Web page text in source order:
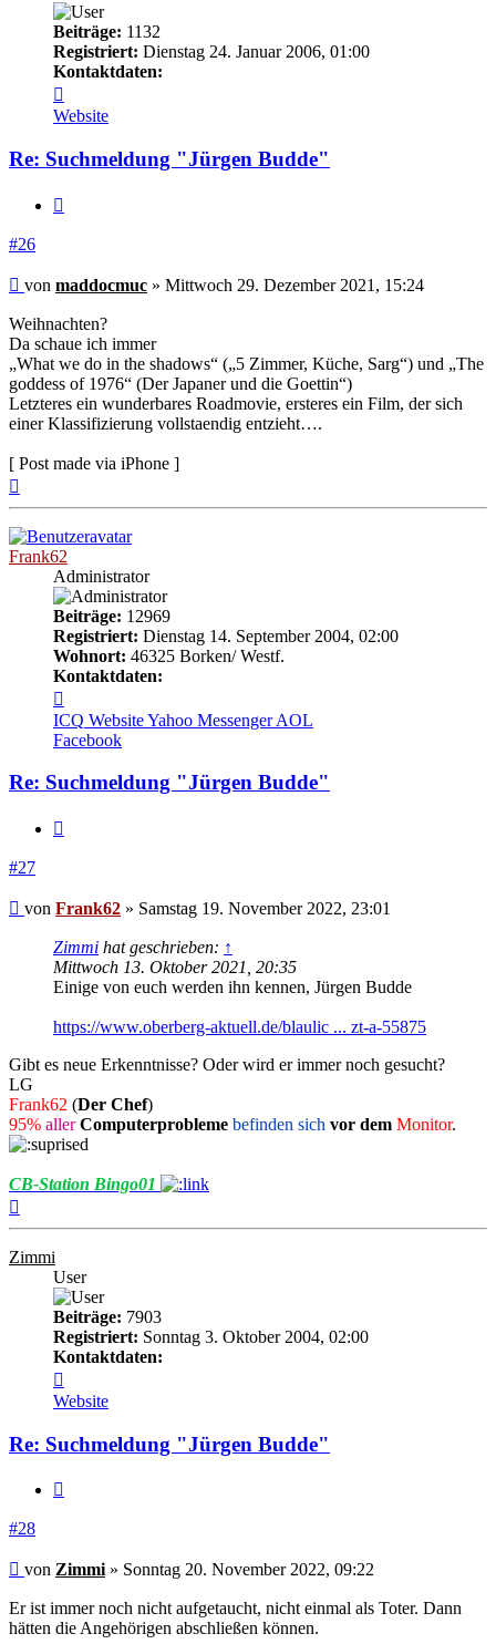
Beiträge: 1132
Registriert: Dienstag 24. Januar 2006, 01:00
Kontaktdaten:
von
maddocmuc
Website
Re: Suchmeldung "Jürgen Budde"
#26
Beitrag
von maddocmuc » Mittwoch 29. Dezember 2021, 15:24
Weihnachten?
Da schaue ich immer
„What we do in the shadows“ („5 Zimmer, Küche, Sarg“) und „The
goddess of 1976“ (Der Japaner und die Goettin“)
Letzteres ein wunderbares Roadmovie, ersteres ein Film, der sich
einer Klassifizierung vollstaendig entzieht….
[ Post made via iPhone ]
Frank62
Administrator
Beiträge: 12969
Registriert: Dienstag 14. September 2004, 02:00
Wohnort: 46325 Borken/ Westf.
Kontaktdaten:
von
Frank62
ICQ WebsiteYahoo Messenger AOL
Facebook
Re: Suchmeldung "Jürgen Budde"
#27
Beitrag
von Frank62 » Samstag 19. November 2022, 23:01
Zimmi hat geschrieben: ↑
Mittwoch 13. Oktober 2021, 20:35
Einige von euch werden ihn kennen, Jürgen Budde
https://www.oberberg-aktuell.de/blaulic ... zt-a-55875
Gibt es neue Erkenntnisse? Oder wird er immer noch gesucht?
LG
Frank62 (Der Chef)
95% aller Computerprobleme befinden sich vor dem Monitor.
CB-Station Bingo01
Zimmi
User
Beiträge: 7903
Registriert: Sonntag 3. Oktober 2004, 02:00
Kontaktdaten:
von
Zimmi
Website
Re: Suchmeldung "Jürgen Budde"
#28
Beitrag
von Zimmi » Sonntag 20. November 2022, 09:22
Er ist immer noch nicht aufgetaucht, nicht einmal als Toter. Dann
hätten die Angehörigen abschließen können.